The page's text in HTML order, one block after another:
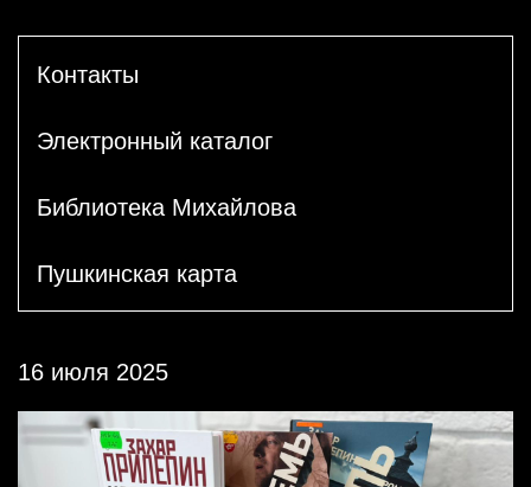
Контакты
Электронный каталог
Библиотека Михайлова
Пушкинская карта
16 июля 2025